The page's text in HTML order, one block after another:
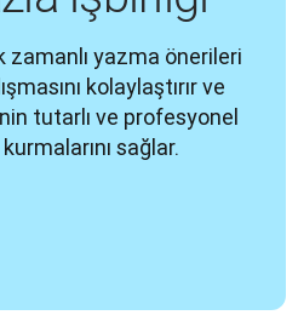
zamanlı yazma önerileri
kolaylaştırır ve
tutarlı ve profesyonel
sağlar.